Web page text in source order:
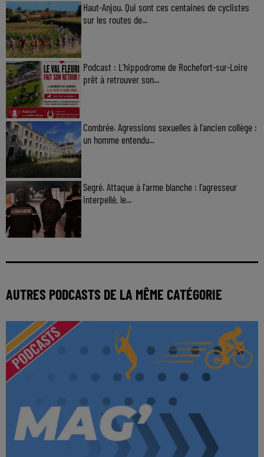
Haut-Anjou. Qui sont ces centaines de cyclistes
sur les routes de...
Podcast : L’hippodrome de Rochefort-sur-Loire
prêt à retrouver son...
Combrée. Agressions sexuelles à l'ancien collège :
un homme entendu...
Segré. Attaque à l'arme blanche : l'agresseur
interpellé, le...
AUTRES PODCASTS DE LA MÊME CATÉGORIE